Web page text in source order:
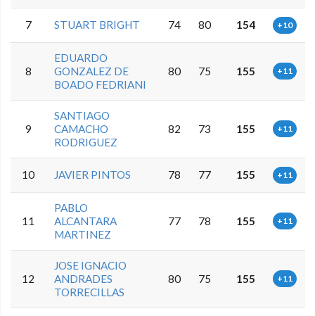
7 STUART BRIGHT 74 80 154 +10
8
EDUARDO
GONZALEZ DE
BOADO FEDRIANI
80 75 155 +11
9
SANTIAGO
CAMACHO
RODRIGUEZ
82 73 155 +11
10 JAVIER PINTOS 78 77 155 +11
11
PABLO
ALCANTARA
MARTINEZ
77 78 155 +11
12
JOSE IGNACIO
ANDRADES
TORRECILLAS
80 75 155 +11